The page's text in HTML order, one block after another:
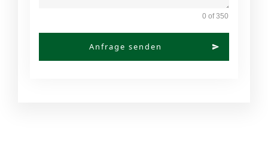
0 of 350
Anfrage senden